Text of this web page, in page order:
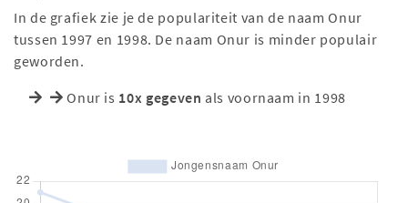
In de grafiek zie je de populariteit van de naam Onur
tussen 1997 en 1998. De naam Onur is minder populair
geworden.
Onur is 10x gegeven als voornaam in 1998